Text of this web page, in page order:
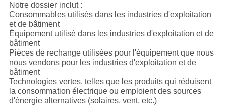
Notre dossier inclut :
Consommables utilisés dans les industries d'exploitation
et de bâtiment
Équipement utilisé dans les industries d'exploitation et de
bâtiment
Pièces de rechange utilisées pour l'équipement que nous
nous vendons pour les industries d'exploitation et de
bâtiment
Technologies vertes, telles que les produits qui réduisent
la consommation électrique ou emploient des sources
d'énergie alternatives (solaires, vent, etc.)